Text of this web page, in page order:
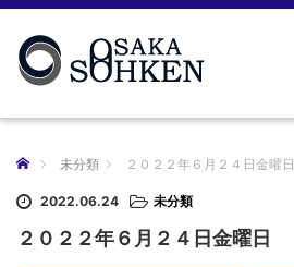
ホーム 未分類 ２０２２年６月２４日金曜日
2022.06.24 未分類
２０２２年６月２４日金曜日